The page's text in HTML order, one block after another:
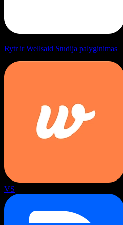
Rytr ir Wellsaid Studija palyginimas
VS